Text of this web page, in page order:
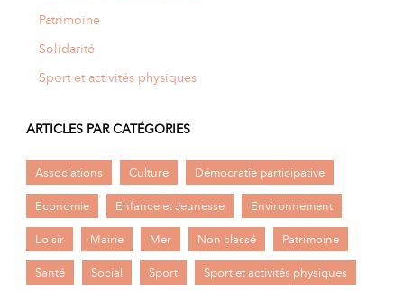
Patrimoine
Solidarité
Sport et activités physiques
ARTICLES PAR CATÉGORIES
Associations Culture Démocratie participative
Economie Enfance et Jeunesse Environnement
Loisir Mairie Mer Non classé Patrimoine
Santé Social Sport Sport et activités physiques